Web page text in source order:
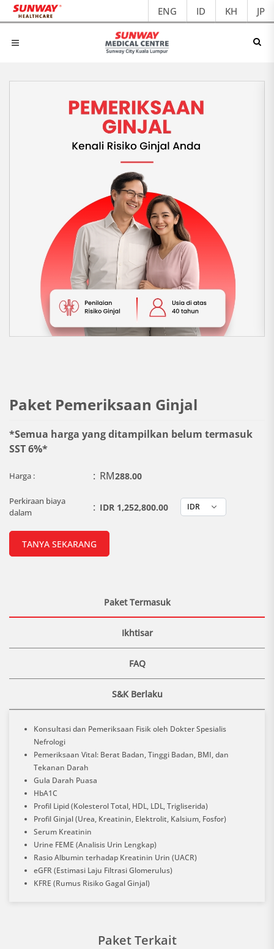
ENG ID KH JP
Paket Pemeriksaan Ginjal
*Semua harga yang ditampilkan belum termasuk
SST 6%*
Harga : : RM288.00
Perkiraan biaya
dalam
: IDR 1,252,800.00
TANYA SEKARANG
Paket Termasuk
Ikhtisar
FAQ
S&K Berlaku
Konsultasi dan Pemeriksaan Fisik oleh Dokter Spesialis
Nefrologi
Pemeriksaan Vital: Berat Badan, Tinggi Badan, BMI, dan
Tekanan Darah
Gula Darah Puasa
HbA1C
Profil Lipid (Kolesterol Total, HDL, LDL, Trigliserida)
Profil Ginjal (Urea, Kreatinin, Elektrolit, Kalsium, Fosfor)
Serum Kreatinin
Urine FEME (Analisis Urin Lengkap)
Rasio Albumin terhadap Kreatinin Urin (UACR)
eGFR (Estimasi Laju Filtrasi Glomerulus)
KFRE (Rumus Risiko Gagal Ginjal)
Paket Terkait